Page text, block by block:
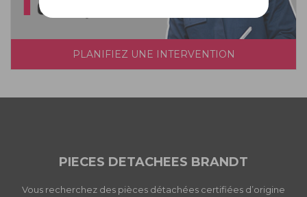
PLANIFIEZ UNE INTERVENTION
PIECES DETACHEES BRANDT
Vous recherchez des pièces détachées certifiées d’origine